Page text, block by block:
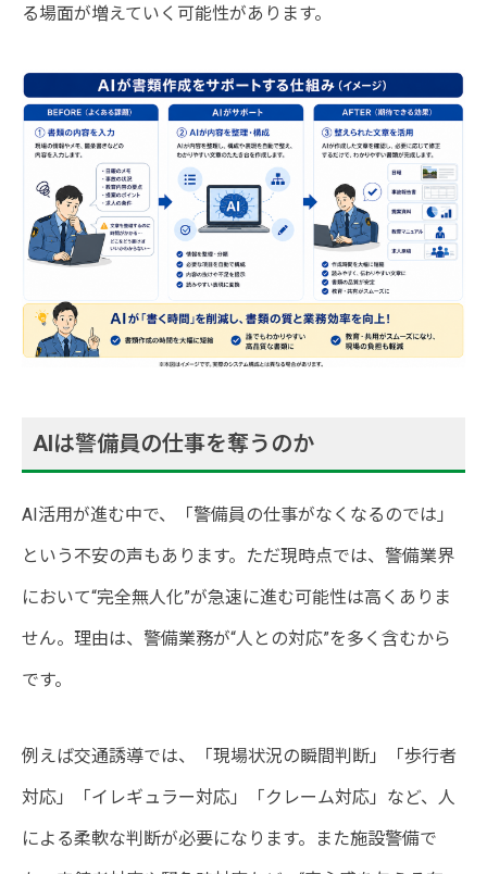
る場面が増えていく可能性があります。
AIは警備員の仕事を奪うのか
AI活用が進む中で、「警備員の仕事がなくなるのでは」
という不安の声もあります。ただ現時点では、警備業界
において“完全無人化”が急速に進む可能性は高くありま
せん。理由は、警備業務が“人との対応”を多く含むから
です。
例えば交通誘導では、「現場状況の瞬間判断」「歩行者
対応」「イレギュラー対応」「クレーム対応」など、人
による柔軟な判断が必要になります。また施設警備で